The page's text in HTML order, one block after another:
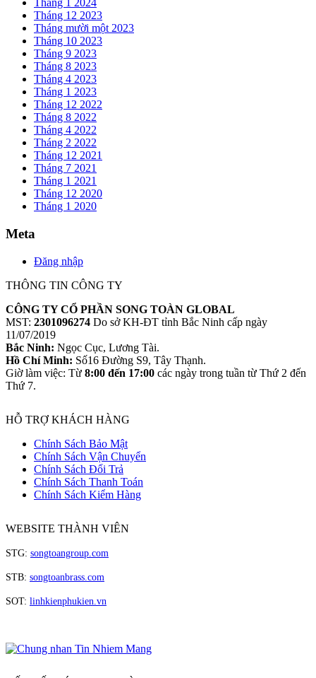
Tháng 1 2024
Tháng 12 2023
Tháng mười một 2023
Tháng 10 2023
Tháng 9 2023
Tháng 8 2023
Tháng 4 2023
Tháng 1 2023
Tháng 12 2022
Tháng 8 2022
Tháng 4 2022
Tháng 2 2022
Tháng 12 2021
Tháng 7 2021
Tháng 1 2021
Tháng 12 2020
Tháng 1 2020
Meta
Đăng nhập
THÔNG TIN CÔNG TY
CÔNG TY CỔ PHẦN SONG TOÀN GLOBAL
MST: 2301096274 Do sở KH-ĐT tỉnh Bắc Ninh cấp ngày
11/07/2019
Bắc Ninh: Ngọc Cục, Lương Tài.
Hồ Chí Minh: Số16 Đường S9, Tây Thạnh.
Giờ làm việc: Từ 8:00 đến 17:00 các ngày trong tuần từ Thứ 2 đến
Thứ 7.
HỖ TRỢ KHÁCH HÀNG
Chính Sách Bảo Mật
Chính Sách Vận Chuyển
Chính Sách Đổi Trả
Chính Sách Thanh Toán
Chính Sách Kiểm Hàng
WEBSITE THÀNH VIÊN
STG: songtoangroup.com
STB: songtoanbrass.com
SOT: linhkienphukien.vn